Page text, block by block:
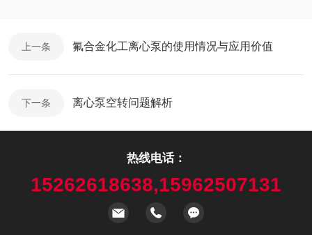
上一条 氟合金化工离心泵的使用情况与应用价值
下一条 离心泵空转问题解析
热线电话：
15262618638,15962507131